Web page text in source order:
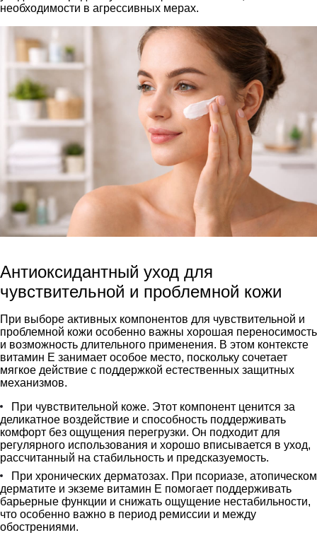
необходимости в агрессивных мерах.
Антиоксидантный уход для
чувствительной и проблемной кожи
При выборе активных компонентов для чувствительной и
проблемной кожи особенно важны хорошая переносимость
и возможность длительного применения. В этом контексте
витамин E занимает особое место, поскольку сочетает
мягкое действие с поддержкой естественных защитных
механизмов.
При чувствительной коже. Этот компонент ценится за
деликатное воздействие и способность поддерживать
комфорт без ощущения перегрузки. Он подходит для
регулярного использования и хорошо вписывается в уход,
рассчитанный на стабильность и предсказуемость.
При хронических дерматозах. При псориазе, атопическом
дерматите и экземе витамин E помогает поддерживать
барьерные функции и снижать ощущение нестабильности,
что особенно важно в период ремиссии и между
обострениями.